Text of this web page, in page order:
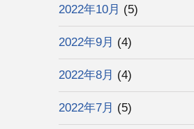
2022年10月 (5)
2022年9月 (4)
2022年8月 (4)
2022年7月 (5)